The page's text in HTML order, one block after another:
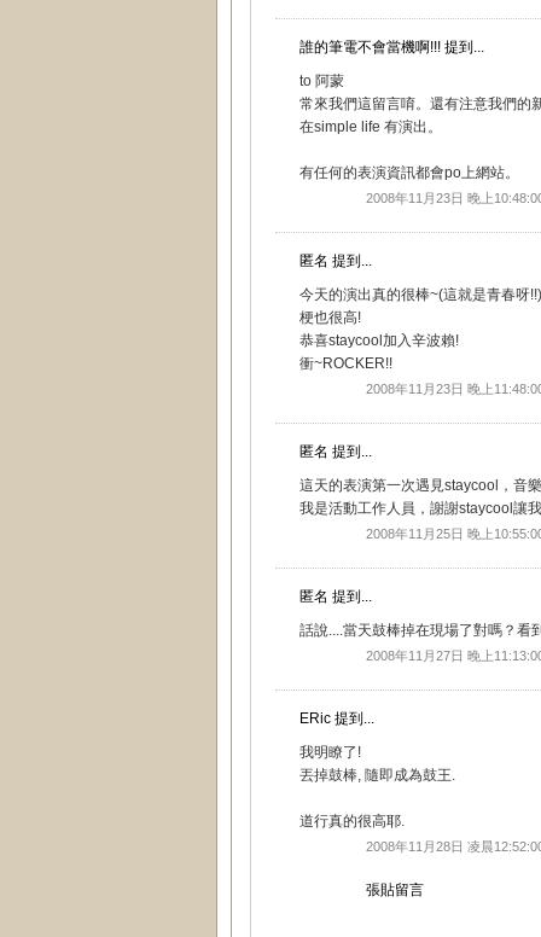
誰的筆電不會當機啊!!! 提到...
to 阿蒙
常來我們這留言唷。還有注意我們的
在simple life 有演出。
有任何的表演資訊都會po上網站。
2008年11月23日 晚上
匿名 提到...
今天的演出真的很棒~(這就是青春呀!!)
梗也很高!
恭喜staycool加入辛波賴!
衝~ROCKER!!
2008年11月23日 晚上
匿名 提到...
這天的表演第一次遇見staycool，音
我是活動工作人員，謝謝staycool讓
2008年11月25日 晚上
匿名 提到...
話說....當天鼓棒掉在現場了對嗎？看
2008年11月27日 晚上
ERic 提到...
我明瞭了!
丟掉鼓棒, 隨即成為鼓王.
道行真的很高耶.
2008年11月28日 凌晨
張貼留言